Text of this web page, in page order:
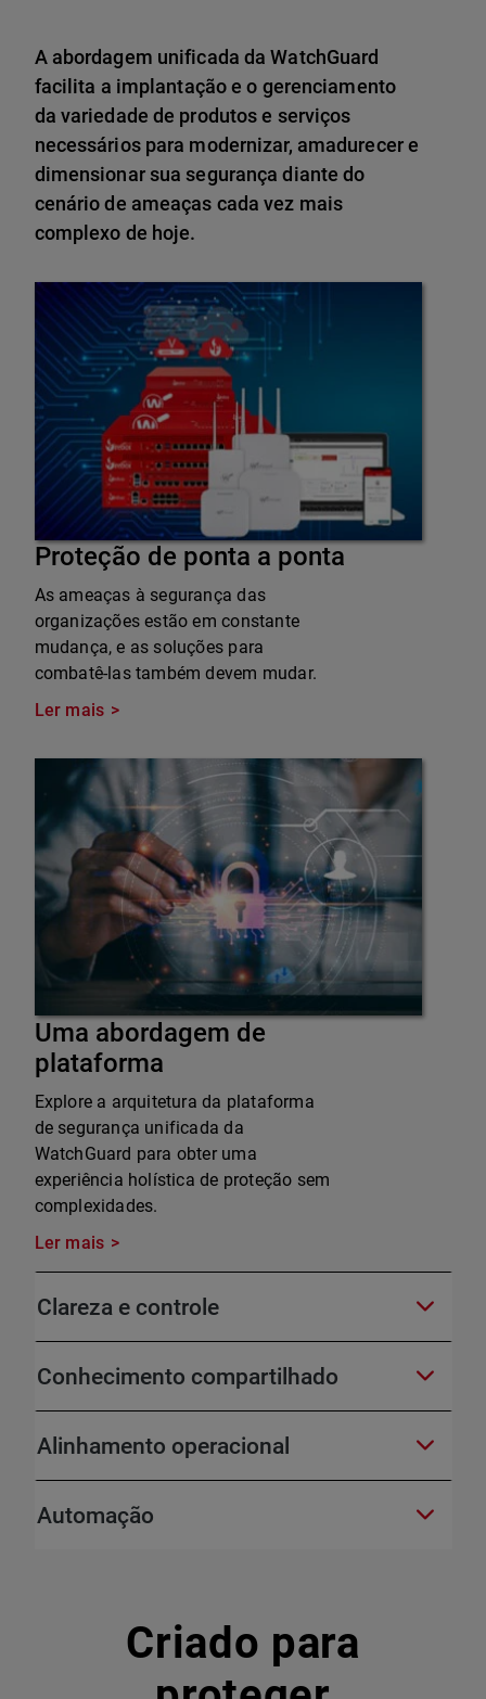
A abordagem unificada da WatchGuard
facilita a implantação e o gerenciamento
da variedade de produtos e serviços
necessários para modernizar, amadurecer e
dimensionar sua segurança diante do
cenário de ameaças cada vez mais
complexo de hoje.
Proteção de ponta a ponta
As ameaças à segurança das
organizações estão em constante
mudança, e as soluções para
combatê-las também devem mudar.
Ler mais
Uma abordagem de
plataforma
Explore a arquitetura da plataforma
de segurança unificada da
WatchGuard para obter uma
experiência holística de proteção sem
complexidades.
Ler mais
Clareza e controle
Conhecimento compartilhado
Alinhamento operacional
Automação
Criado para